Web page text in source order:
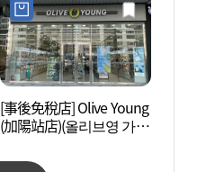
[事後免稅店] Olive Young
(加陽站店)(올리브영 가양